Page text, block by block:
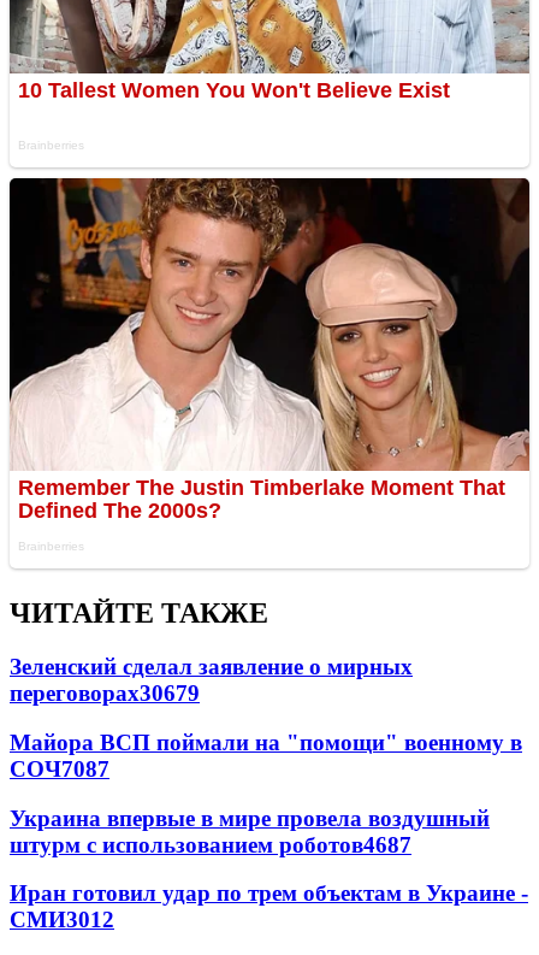
ЧИТАЙТЕ ТАКЖЕ
Зеленский сделал заявление о мирных
переговорах30679
Майора ВСП поймали на "помощи" военному в
СОЧ7087
Украина впервые в мире провела воздушный
штурм с использованием роботов4687
Иран готовил удар по трем объектам в Украине -
СМИ3012